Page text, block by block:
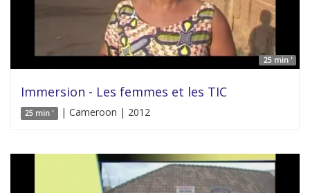
25 min '
Immersion - Les femmes et les TIC
25 min ' | Cameroon | 2012